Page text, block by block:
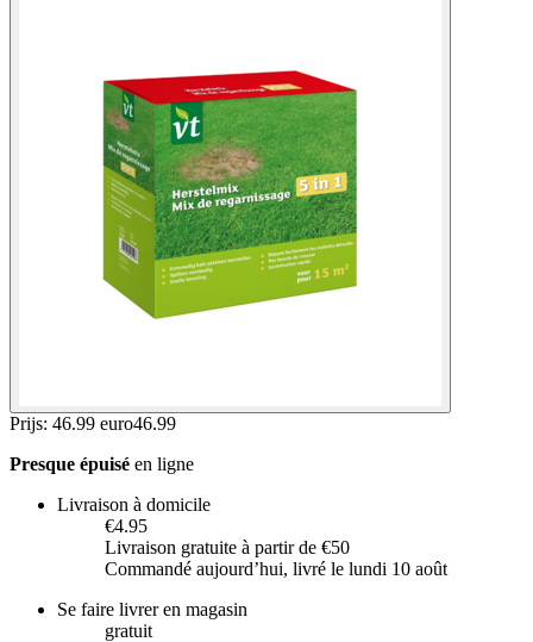
Prijs: 46.99 euro46.99
Presque épuisé en ligne
Livraison à domicile
€4.95
Livraison gratuite à partir de €50
Commandé aujourdʼhui, livré le lundi 10 août
Se faire livrer en magasin
gratuit